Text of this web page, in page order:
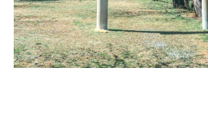
お問い合わせはこちら